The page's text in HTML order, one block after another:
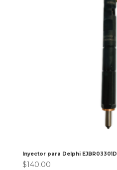
Inyector para Delphi EJBR03301D
$140.00